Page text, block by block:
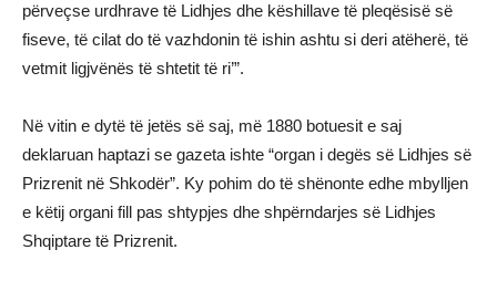
përveçse urdhrave të Lidhjes dhe këshillave të pleqësisë së
fiseve, të cilat do të vazhdonin të ishin ashtu si deri atëherë, të
vetmit ligjvënës të shtetit të ri’”.
Në vitin e dytë të jetës së saj, më 1880 botuesit e saj
deklaruan haptazi se gazeta ishte “organ i degës së Lidhjes së
Prizrenit në Shkodër”. Ky pohim do të shënonte edhe mbylljen
e këtij organi fill pas shtypjes dhe shpërndarjes së Lidhjes
Shqiptare të Prizrenit.